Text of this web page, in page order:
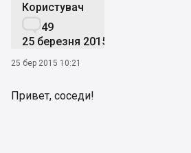
Користувач
49
25 березня 2015
25 бер 2015 10:21
Привет, соседи!